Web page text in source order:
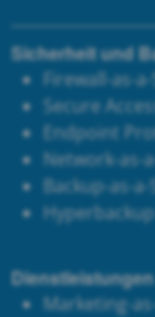
Sicherheit und
Firewall-as-
Secure
Endpoint
Network-as-
Backup-as-a-
Marketing-